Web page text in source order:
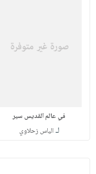
في عالم القديس سير
لـ الياس زحلاوي